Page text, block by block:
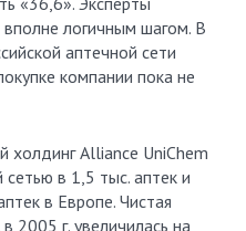
логичным шагом. В
аптечной сети
компании пока не
холдинг Alliance UniСhem
в 1,5 тыс. аптек и
в Европе. Чистая
2005 г. увеличилась на